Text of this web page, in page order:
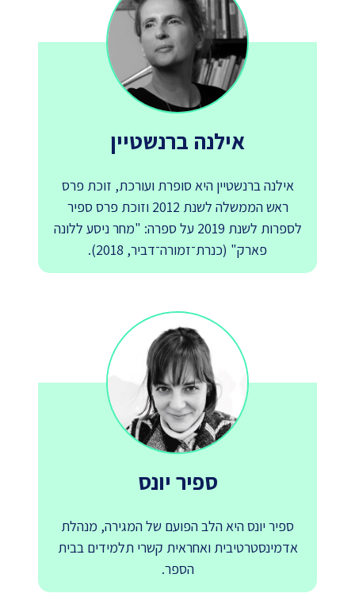
אילנה ברנשטיין
אילנה ברנשטיין היא סופרת ועורכת, זוכת פרס
ראש הממשלה לשנת 2012 וזוכת פרס ספיר
לספרות לשנת 2019 על ספרה: "מחר ניסע ללונה
פארק" (כנרת־זמורה־דביר, 2018).
ספיר יונס
ספיר יונס היא הלב הפועם של המגירה, מנהלת
אדמינסטרטיבית ואחראית קשרי תלמידים בבית
הספר.